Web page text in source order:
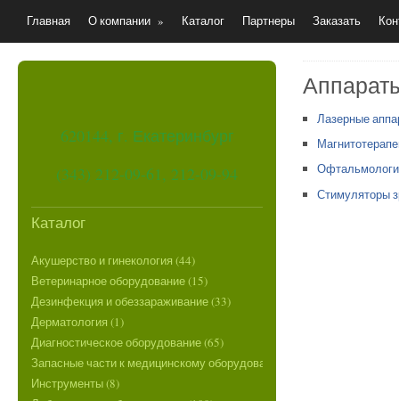
Главная О компании » Каталог Партнеры Заказать
620144, г. Екатеринбург
(343) 212-09-61, 212-09-94
Каталог
Акушерство и гинекология (44)
Ветеринарное оборудование (15)
Дезинфекция и обеззараживание (33)
Дерматология (1)
Диагностическое оборудование (65)
Запасные части к медицинскому оборудованию (8)
Инструменты (8)
Лазерные
Стимуляторы